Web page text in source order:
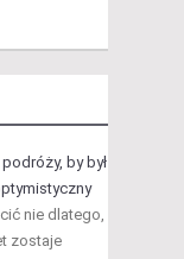
by był
nie dlatego,
zostaje